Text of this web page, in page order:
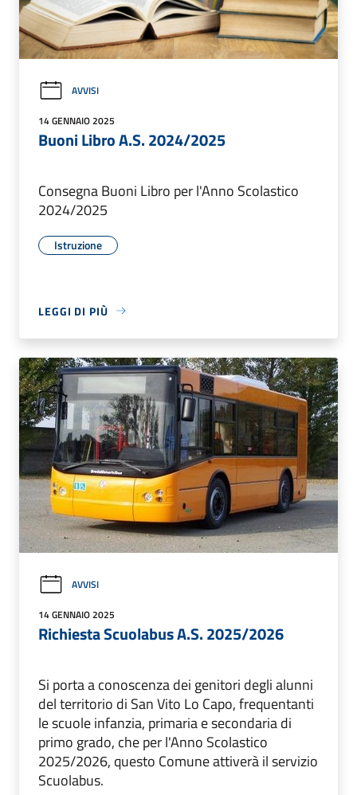
AVVISI
14 GENNAIO 2025
Buoni Libro A.S. 2024/2025
Consegna Buoni Libro per l'Anno Scolastico
2024/2025
Istruzione
LEGGI DI PIÙ
AVVISI
14 GENNAIO 2025
Richiesta Scuolabus A.S. 2025/2026
Si porta a conoscenza dei genitori degli alunni
del territorio di San Vito Lo Capo, frequentanti
le scuole infanzia, primaria e secondaria di
primo grado, che per l'Anno Scolastico
2025/2026, questo Comune attiverà il servizio
Scuolabus.